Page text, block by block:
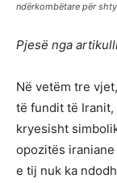
ndërkombëtare për
Pjesë nga
Në vetëm tre
të fundit të
kryesisht
opozitës
e tij nuk ka